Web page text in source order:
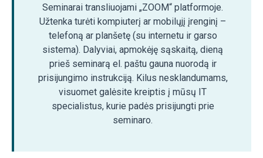
Seminarai transliuojami „ZOOM“ platformoje.
Užtenka turėti kompiuterį ar mobilųjį įrenginį –
telefoną ar planšetę (su internetu ir garso
sistema). Dalyviai, apmokėję sąskaitą, dieną
prieš seminarą el. paštu gauna nuorodą ir
prisijungimo instrukciją. Kilus nesklandumams,
visuomet galėsite kreiptis į mūsų IT
specialistus, kurie padės prisijungti prie
seminaro.